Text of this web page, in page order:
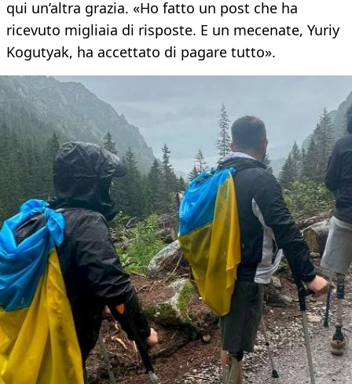
qui un’altra grazia. «Ho fatto un post che ha
ricevuto migliaia di risposte. E un mecenate, Yuriy
Kogutyak, ha accettato di pagare tutto».